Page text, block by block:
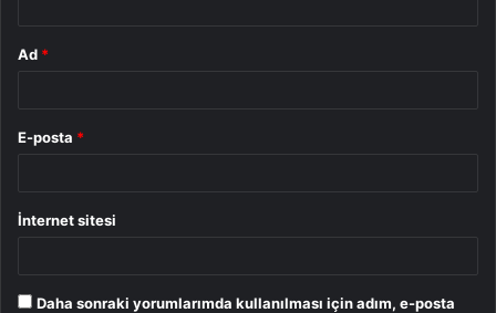
Ad *
E-posta *
İnternet sitesi
Daha sonraki yorumlarımda kullanılması için adım, e-posta